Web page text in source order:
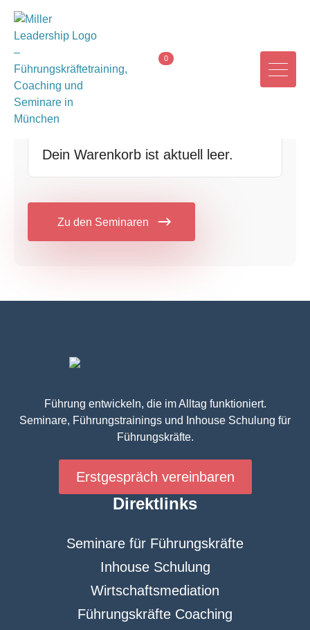
0
Dein Warenkorb ist aktuell leer.
Zu den Seminaren
Führung entwickeln, die im Alltag funktioniert.
Seminare, Führungstrainings und Inhouse Schulung für
Führungskräfte.
Erstgespräch vereinbaren
Direktlinks
Seminare für Führungskräfte
Inhouse Schulung
Wirtschaftsmediation
Führungskräfte Coaching